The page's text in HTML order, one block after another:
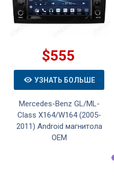
$555
УЗНАТЬ БОЛЬШЕ
Mercedes-Benz GL/ML-
Class X164/W164 (2005-
2011) Android магнитола
OEM